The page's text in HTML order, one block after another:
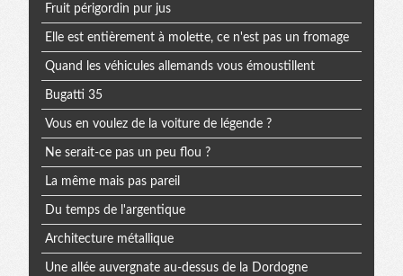
Fruit périgordin pur jus
Elle est entièrement à molette, ce n'est pas un fromage
Quand les véhicules allemands vous émoustillent
Bugatti 35
Vous en voulez de la voiture de légende ?
Ne serait-ce pas un peu flou ?
La même mais pas pareil
Du temps de l'argentique
Architecture métallique
Une allée auvergnate au-dessus de la Dordogne